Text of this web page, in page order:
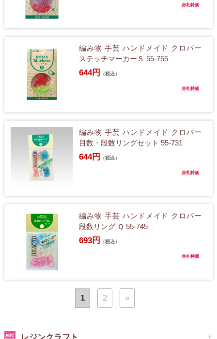
赤札特価
編み物 手芸 ハンドメイド クロバー
ステッチマーカーＳ 55-755
644円 （税込）
赤札特価
編み物 手芸 ハンドメイド クロバー
目数・段数リングセット 55-731
644円 （税込）
赤札特価
編み物 手芸 ハンドメイド クロバー
段数リング Ｑ 55-745
693円 （税込）
赤札特価
1 2 »
レジンクラフト